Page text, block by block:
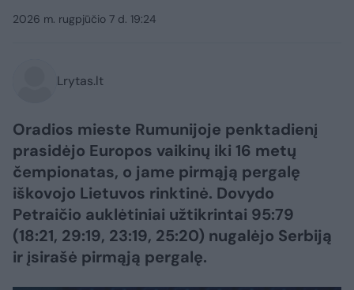
2026 m. rugpjūčio 7 d. 19:24
Lrytas.lt
Oradios mieste Rumunijoje penktadienį
prasidėjo Europos vaikinų iki 16 metų
čempionatas, o jame pirmąją pergalę
iškovojo Lietuvos rinktinė. Dovydo
Petraičio auklėtiniai užtikrintai 95:79
(18:21, 29:19, 23:19, 25:20) nugalėjo Serbiją
ir įsirašė pirmąją pergalę.